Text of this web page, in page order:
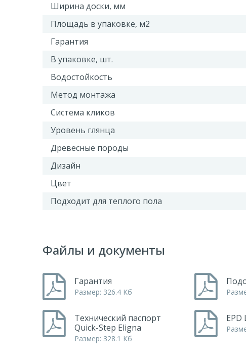
Ширина доски, мм
Площадь в упаковке, м2
Гарантия
В упаковке, шт.
Водостойкость
Метод монтажа
Система кликов
Уровень глянца
Древесные породы
Дизайн
Цвет
Подходит для теплого пола
Файлы и документы
Гарантия
Размер: 326.4 Кб
Технический паспорт
Quick-Step Eligna
Размер: 328.1 Кб
EPD